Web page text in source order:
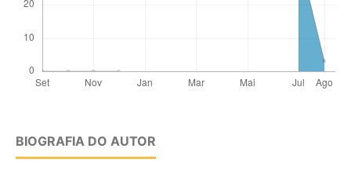
BIOGRAFIA DO AUTOR